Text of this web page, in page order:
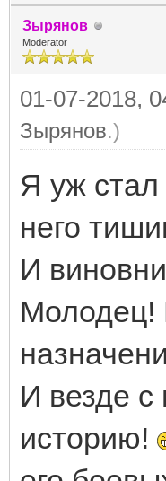
Зырянов
Moderator
01-07-2018,
Зырянов.)
Я уж
него
И
Молодец!
И везде
историю!